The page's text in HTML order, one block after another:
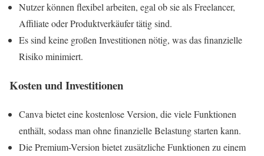
Nutzer können flexibel arbeiten, egal ob sie als Freelancer,
Affiliate oder Produktverkäufer tätig sind.
Es sind keine großen Investitionen nötig, was das finanzielle
Risiko minimiert.
Kosten und Investitionen
Canva bietet eine kostenlose Version, die viele Funktionen
enthält, sodass man ohne finanzielle Belastung starten kann.
Die Premium-Version bietet zusätzliche Funktionen zu einem